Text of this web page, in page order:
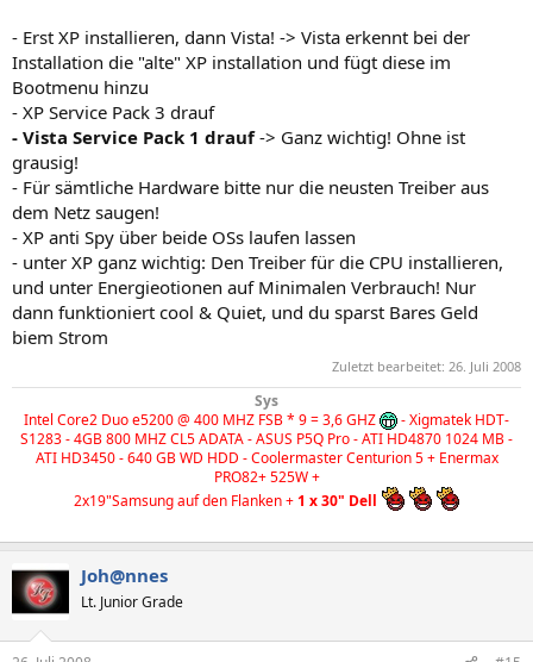
- Erst XP installieren, dann Vista! -> Vista erkennt bei der
Installation die "alte" XP installation und fügt diese im
Bootmenu hinzu
- XP Service Pack 3 drauf
- Vista Service Pack 1 drauf-> Ganz wichtig! Ohne ist
grausig!
- Für sämtliche Hardware bitte nur die neusten Treiber aus
dem Netz saugen!
- XP anti Spy über beide OSs laufen lassen
- unter XP ganz wichtig: Den Treiber für die CPU installieren,
und unter Energieotionen auf Minimalen Verbrauch! Nur
dann funktioniert cool & Quiet, und du sparst Bares Geld
biem Strom
Zuletzt bearbeitet: 26. Juli 2008
Sys
Intel Core2 Duo e5200 @ 400 MHZ FSB * 9 = 3,6 GHZ
- Xigmatek HDT-
S1283 - 4GB 800 MHZ CL5 ADATA - ASUS P5Q Pro - ATI HD4870 1024 MB -
ATI HD3450 - 640 GB WD HDD - Coolermaster Centurion 5 + Enermax
PRO82+ 525W +
2x19"Samsung auf den Flanken +1 x 30" Dell
Joh@nnes
Lt. Junior Grade